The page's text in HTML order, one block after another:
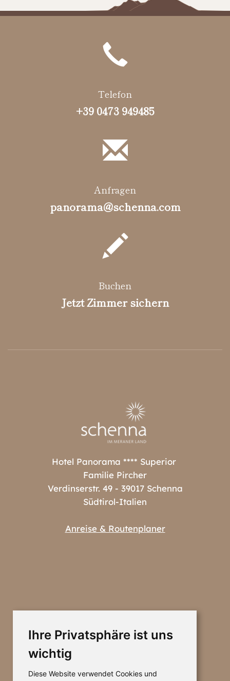
Ihre Privatsphäre ist uns
wichtig
Diese Website verwendet Cookies und
Telefon
+39 0473 949485
Anfragen
panorama@schenna.com
Buchen
Jetzt Zimmer sichern
Hotel Panorama **** Superior
Familie Pircher
Verdinserstr. 49 - 39017 Schenna
Südtirol-Italien
Anreise & Routenplaner